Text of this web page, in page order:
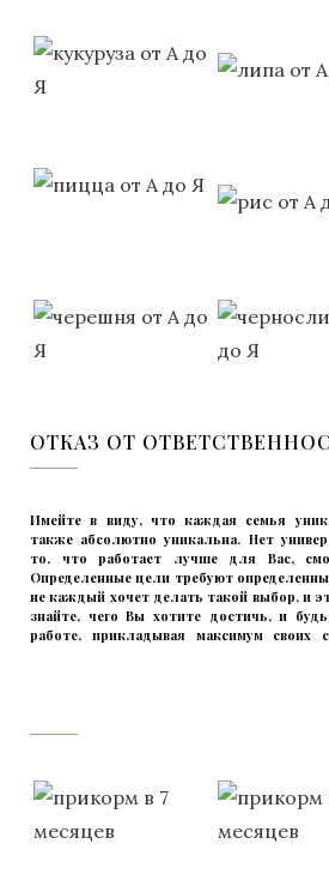
ОТКАЗ ОТ
Имейте в виду, что каждая семья
также абсолютно уникальна. Нет
то, что работает лучше для Вас,
Определенные цели требуют
не каждый хочет делать такой выбор, и
знайте, чего Вы хотите достичь, и
работе, прикладывая максимум своих